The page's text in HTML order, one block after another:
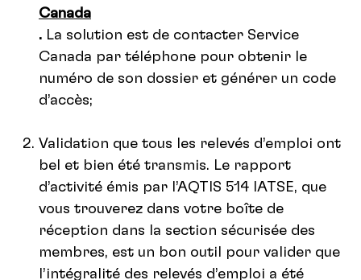
Canada
. La solution est de contacter Service
Canada par téléphone pour obtenir le
numéro de son dossier et générer un code
d’accès;
Validation que tous les relevés d’emploi ont
bel et bien été transmis. Le rapport
d’activité émis par l’AQTIS 514 IATSE, que
vous trouverez dans votre boîte de
réception dans la section sécurisée des
membres, est un bon outil pour valider que
l’intégralité des relevés d’emploi a été